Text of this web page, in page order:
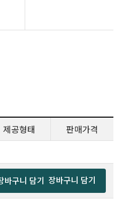
제공형태 판매가격
장바구니 담기